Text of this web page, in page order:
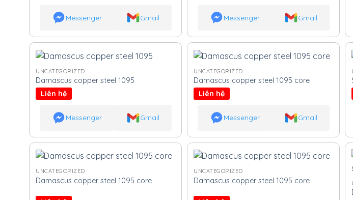
Messenger Gmail Messenger Gmail
UNCATEGORIZED
Damascus copper steel 1095
Liên hệ
Messenger Gmail
UNCATEGORIZED
Damascus copper steel 1095 core
Liên hệ
Messenger Gmail
UNCATEGORIZED
Damascus copper steel 1095 core
UNCATEGORIZED
Damascus copper steel 1095 core